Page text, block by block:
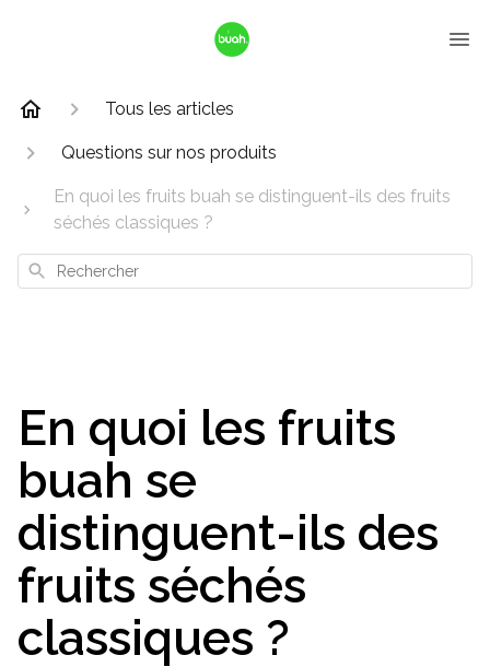
Tous les articles
Questions sur nos produits
En quoi les fruits buah se distinguent-ils des fruits
séchés classiques ?
Rechercher
En quoi les fruits
buah se
distinguent-ils des
fruits séchés
classiques ?